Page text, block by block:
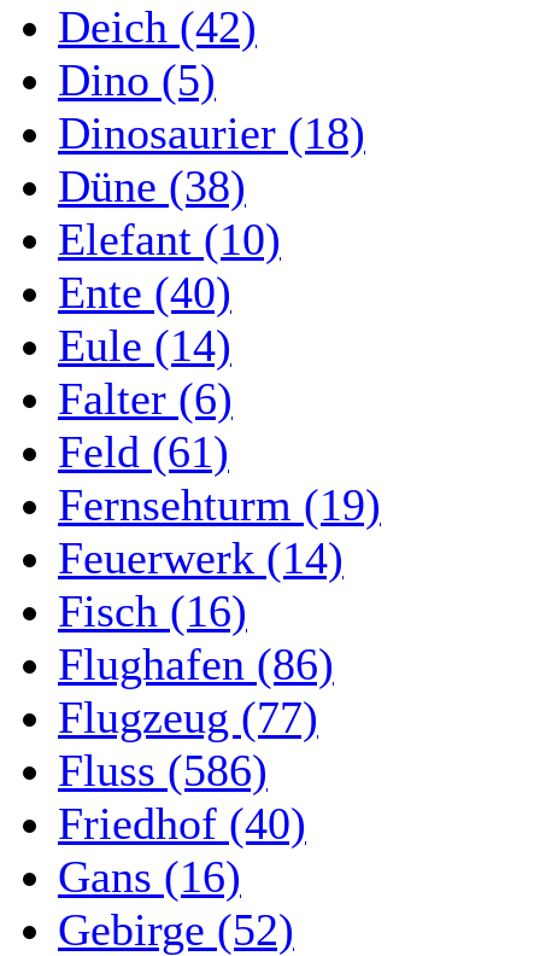
Deich (42)
Dino (5)
Dinosaurier (18)
Düne (38)
Elefant (10)
Ente (40)
Eule (14)
Falter (6)
Feld (61)
Fernsehturm (19)
Feuerwerk (14)
Fisch (16)
Flughafen (86)
Flugzeug (77)
Fluss (586)
Friedhof (40)
Gans (16)
Gebirge (52)